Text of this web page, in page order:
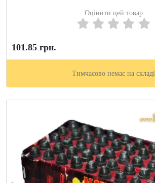
Оцінити цей товар
101.85 грн.
Тимчасово немає на складі